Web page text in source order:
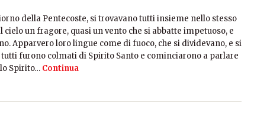
della Pentecoste, si trovavano tutti insieme nello stesso
cielo un fragore, quasi un vento che si abbatte impetuoso, e
Apparvero loro lingue come di fuoco, che si dividevano, e si
tutti furono colmati di Spirito Santo e cominciarono a parlare
Spirito… Continua